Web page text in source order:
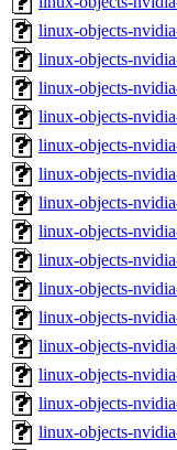
linux-objects-
linux-objects-
linux-objects-
linux-objects-
linux-objects-
linux-objects-
linux-objects-
linux-objects-
linux-objects-
linux-objects-
linux-objects-
linux-objects-
linux-objects-
linux-objects-
linux-objects-